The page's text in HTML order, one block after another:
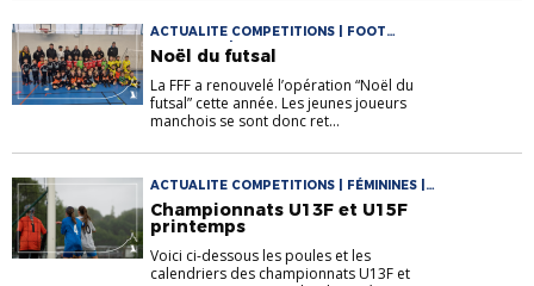
ACTUALITE COMPETITIONS | FOOT
ANIMATION | JEUNES
Noël du futsal
La FFF a renouvelé l’opération “Noël du
futsal” cette année. Les jeunes joueurs
manchois se sont donc ret...
ACTUALITE COMPETITIONS | FÉMININES |
U13 > U18
Championnats U13F et U15F
printemps
Voici ci-dessous les poules et les
calendriers des championnats U13F et